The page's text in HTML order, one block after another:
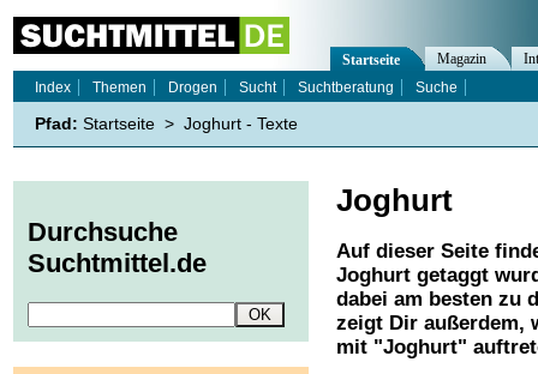
Joghurt
Auf dieser Seite
Joghurt getaggt
dabei am besten zu
zeigt Dir außerdem,
mit "Joghurt"
Startseite Magazin
Index
Themen Drogen Sucht Suchtberatung Suche
Pfad: Startseite > Joghurt - Texte
Durchsuche
Suchtmittel.de